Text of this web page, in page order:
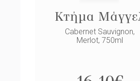
Κτήμα
Cabernet Sauvignon,
Merlot, 750ml